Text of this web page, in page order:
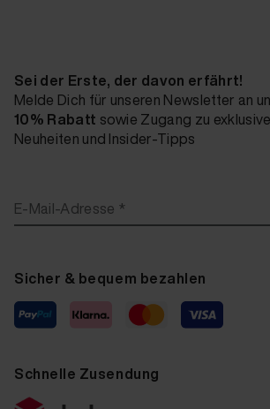
Sei der Erste, der davon erfährt!
Melde Dich für unseren Newsletter an
10% Rabatt sowie Zugang zu
Neuheiten und Insider-Tipps
E-Mail-Adresse *
Sicher & bequem bezahlen
Schnelle Zusendung